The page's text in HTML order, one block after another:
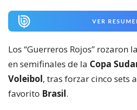
VER
Los “Guerreros Rojos” rozaron
en semifinales de la Copa
Voleibol, tras forzar cinco sets
favorito Brasil.